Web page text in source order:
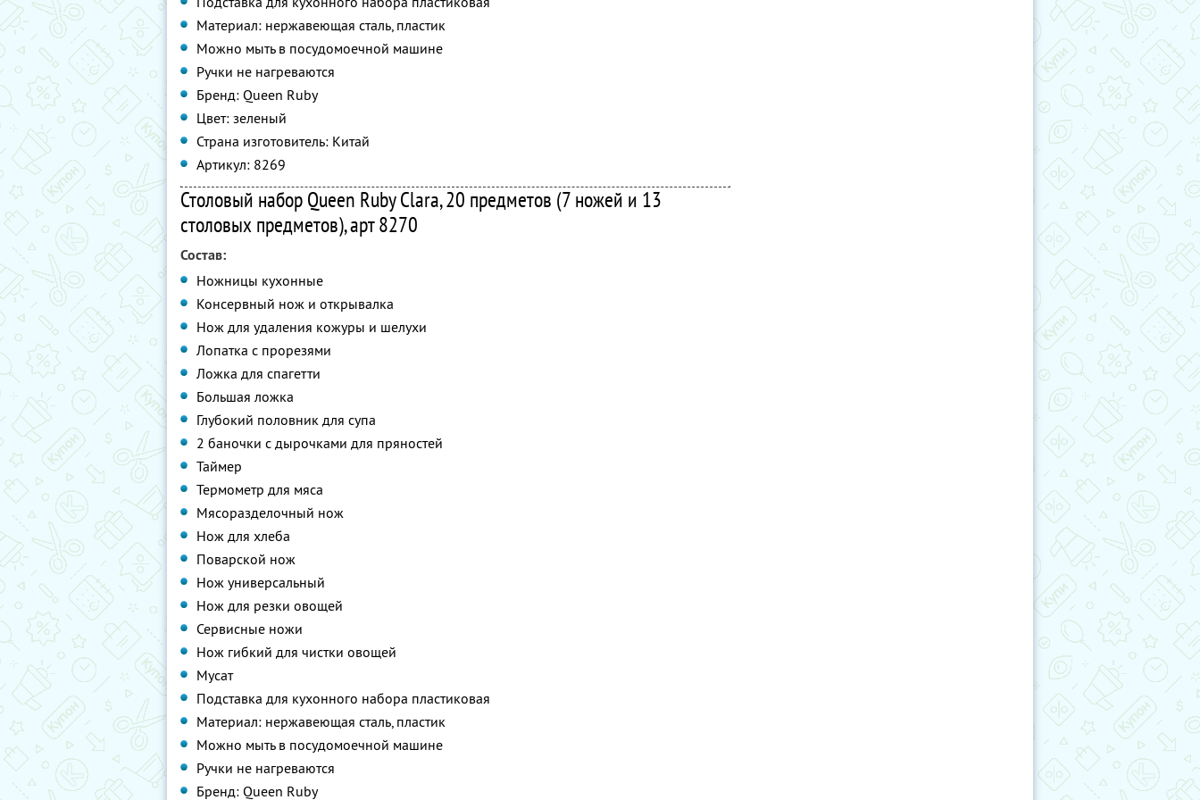
Материал: нержавеющая сталь, пластик
Можно мыть в посудомоечной машине
Ручки не нагреваются
Бренд: Queen Ruby
Цвет: зеленый
Страна изготовитель: Китай
Артикул: 8269
Столовый набор Queen Ruby Clara, 20 предметов (7 ножей и 13
столовых предметов), арт 8270
Состав:
Ножницы кухонные
Консервный нож и открывалка
Нож для удаления кожуры и шелухи
Лопатка с прорезями
Ложка для спагетти
Большая ложка
Глубокий половник для супа
2 баночки с дырочками для пряностей
Таймер
Термометр для мяса
Мясоразделочный нож
Нож для хлеба
Поварской нож
Нож универсальный
Нож для резки овощей
Сервисные ножи
Нож гибкий для чистки овощей
Мусат
Подставка для кухонного набора пластиковая
Материал: нержавеющая сталь, пластик
Можно мыть в посудомоечной машине
Ручки не нагреваются
Бренд: Queen Ruby